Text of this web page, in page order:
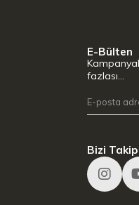
E-Bülten
fazlası…
Bizi